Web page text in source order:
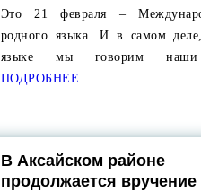
Это 21 февраля –
родного языка. И в самом
языке мы говорим наши
ПОДРОБНЕЕ
В Аксайском районе
продолжается вручение